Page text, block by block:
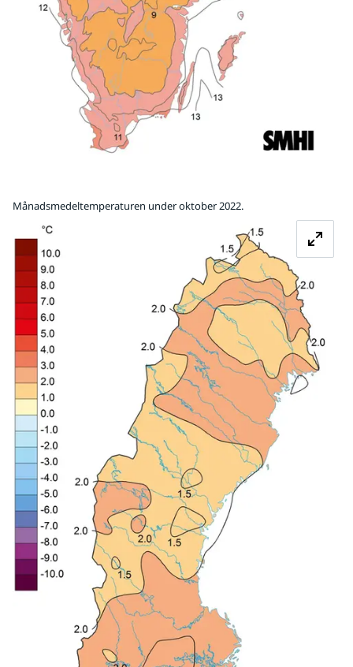
Månadsmedeltemperaturen under oktober 2022.